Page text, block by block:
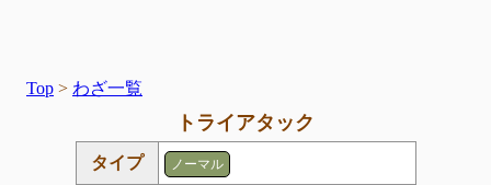
Top > わざ一覧
トライアタック
タイプ ノーマル